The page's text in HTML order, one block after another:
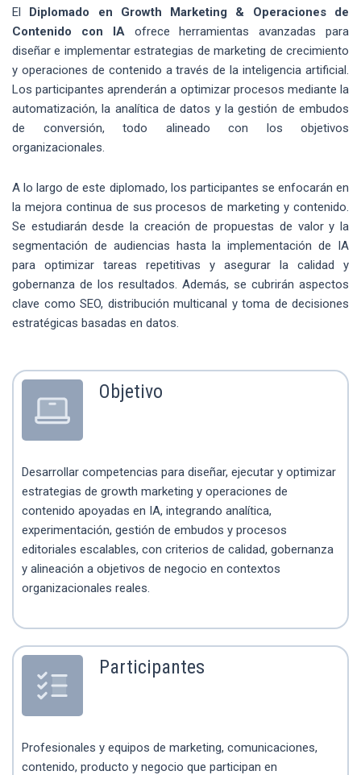
El Diplomado en Growth Marketing & Operaciones de
Contenido con IAofrece herramientas avanzadas para
diseñar e implementar estrategias de marketing de crecimiento
y operaciones de contenido a través de la inteligencia artificial.
Los participantes aprenderán a optimizar procesos mediante la
automatización, la analítica de datos y la gestión de embudos
de conversión, todo alineado con los objetivos
organizacionales.
A lo largo de este diplomado, los participantes se enfocarán en
la mejora continua de sus procesos de marketing y contenido.
Se estudiarán desde la creación de propuestas de valor y la
segmentación de audiencias hasta la implementación de IA
para optimizar tareas repetitivas y asegurar la calidad y
gobernanza de los resultados. Además, se cubrirán aspectos
clave como SEO, distribución multicanal y toma de decisiones
estratégicas basadas en datos.
Objetivo
Desarrollar competencias para diseñar, ejecutar y optimizar
estrategias de growth marketing y operaciones de
contenido apoyadas en IA, integrando analítica,
experimentación, gestión de embudos y procesos
editoriales escalables, con criterios de calidad, gobernanza
y alineación a objetivos de negocio en contextos
organizacionales reales.
Participantes
Profesionales y equipos de marketing, comunicaciones,
contenido, producto y negocio que participan en